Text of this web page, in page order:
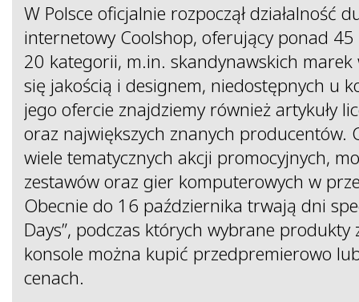
W Polsce oficjalnie rozpoczął działalność
internetowy Coolshop, oferujący ponad
20 kategorii, m.in. skandynawskich marek
się jakością i designem, niedostępnych u
jego ofercie znajdziemy również artykuły
oraz największych znanych producentów.
wiele tematycznych akcji promocyjnych,
zestawów oraz gier komputerowych w
Obecnie do 16 października trwają dni
Days”, podczas których wybrane
konsole można kupić przedpremierowo
cenach.